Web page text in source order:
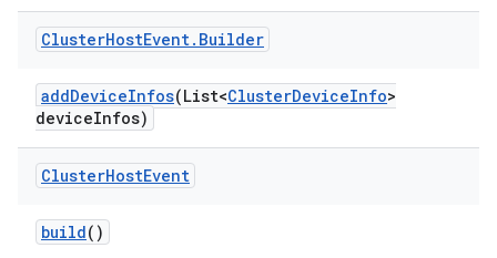
ClusterHostEvent. Builder
addDeviceInfos(List<ClusterDeviceInfo>
deviceInfos)
ClusterHostEvent
build()